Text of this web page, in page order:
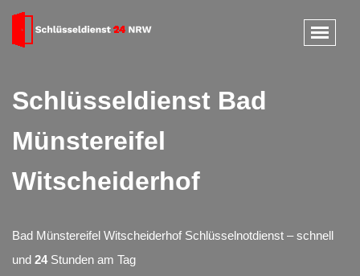
Schlüsseldienst Bad
Münstereifel
Witscheiderhof
Bad Münstereifel Witscheiderhof Schlüsselnotdienst – schnell
und 24Stunden am Tag